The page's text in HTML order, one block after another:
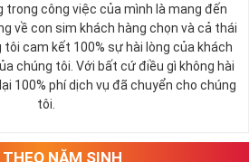
sẽ có các đầu số trên và những
0967.3.5.2011, 0328.4.4.2009,
trong công việc của mình là mang đến
về con sim khách hàng chọn và cả thái
cam kết 100% sự hài lòng của khách
chúng tôi. Với bất cứ điều gì không hài
100% phí dịch vụ đã chuyển cho chúng
tôi.
NĂM SINH